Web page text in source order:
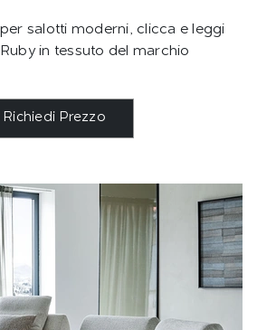
salotti moderni, clicca e leggi
in tessuto del marchio
Richiedi Prezzo